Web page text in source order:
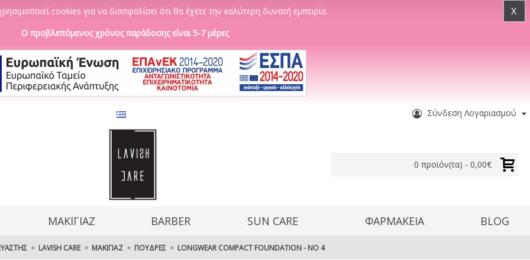
cookies για να διασφαλίσει ότι θα έχετε την καλύτερη δυνατή εμπειρία. X
Ο προβλεπόμενος χρόνος παράδοσης είναι 5-7 μέρες
Σύνδεση Λογαριασμού
0 προϊόν(τα) - 0,00€
ΜΑΚΙΓΙΑΖ BARBER SUN CARE ΦΑΡΜΑΚΕΙΑ BLOG
LAVISH CARE ΜΑΚΙΓΙΆΖ ΠΟΎΔΡΕΣ LONGWEAR COMPACT FOUNDATION - NO 4